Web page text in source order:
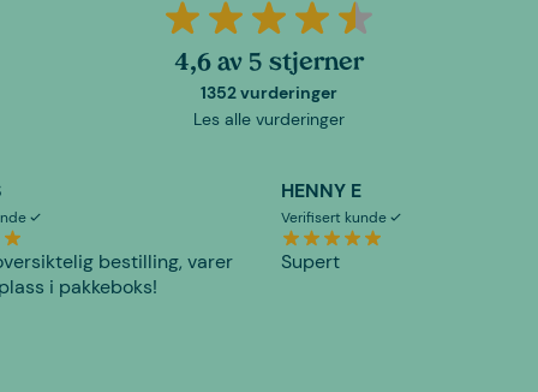
4,6 av 5 stjerner
1352 vurderinger
Les alle vurderinger
bestilling, varer
i pakkeboks!
HENNY E
Verifisert kunde
Supert